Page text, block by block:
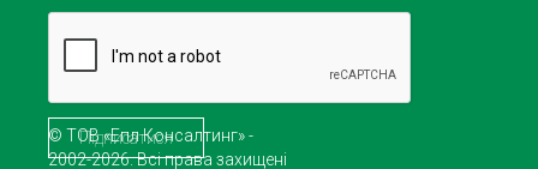
© ТОВ «Епл Консалтинг» -
2002-2026. Всі права захищені